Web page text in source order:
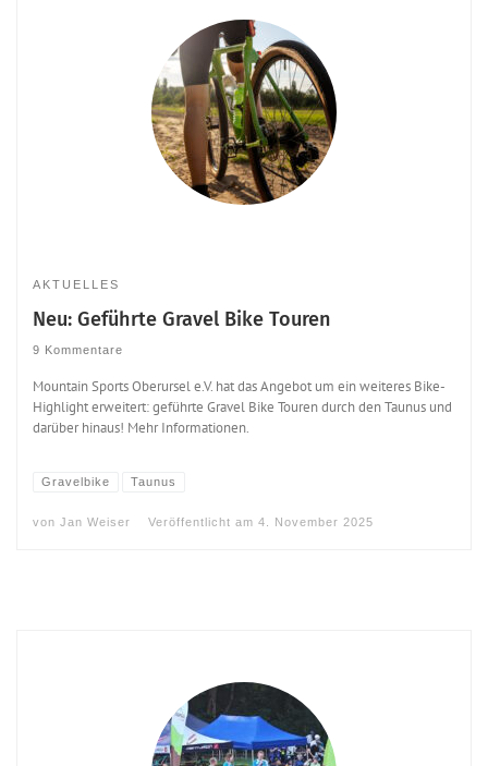
AKTUELLES
Neu: Geführte Gravel Bike Touren
9 Kommentare
Mountain Sports Oberursel e.V. hat das Angebot um ein weiteres Bike-
Highlight erweitert: geführte Gravel Bike Touren durch den Taunus und
darüber hinaus! Mehr Informationen.
Gravelbike Taunus
von Jan Weiser Veröffentlicht am 4. November 2025